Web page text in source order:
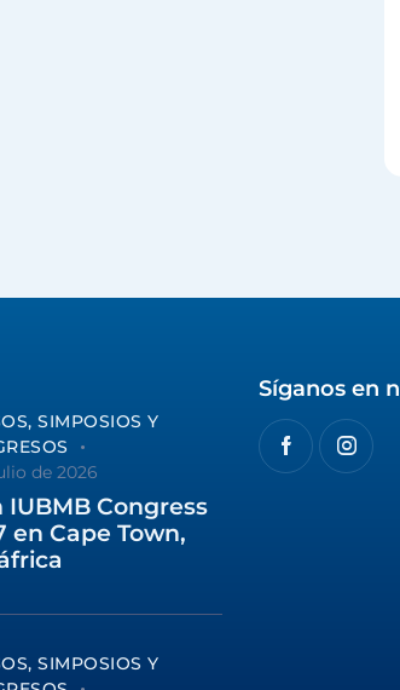
SIMPOSIOS Y
de 2026
IUBMB Congress
en Cape Town,
SIMPOSIOS Y
Síganos en